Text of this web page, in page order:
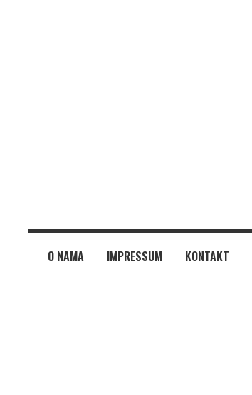
O NAMA IMPRESSUM KONTAKT